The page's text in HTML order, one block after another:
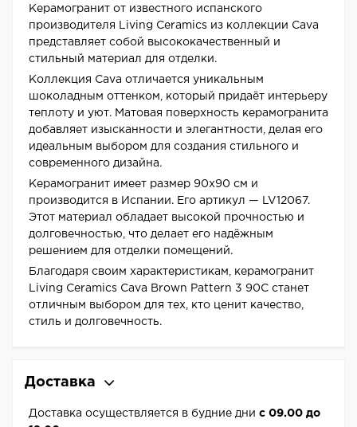
Керамогранит от известного испанского
производителя Living Ceramics из коллекции Cava
представляет собой высококачественный и
стильный материал для отделки.
Коллекция Cava отличается уникальным
шоколадным оттенком, который придаёт интерьеру
теплоту и уют. Матовая поверхность керамогранита
добавляет изысканности и элегантности, делая его
идеальным выбором для создания стильного и
современного дизайна.
Керамогранит имеет размер 90x90 см и
производится в Испании. Его артикул — LV12067.
Этот материал обладает высокой прочностью и
долговечностью, что делает его надёжным
решением для отделки помещений.
Благодаря своим характеристикам, керамогранит
Living Ceramics Cava Brown Pattern 3 90C станет
отличным выбором для тех, кто ценит качество,
стиль и долговечность.
Доставка
Доставка осуществляется в будние дни с 09.00 до